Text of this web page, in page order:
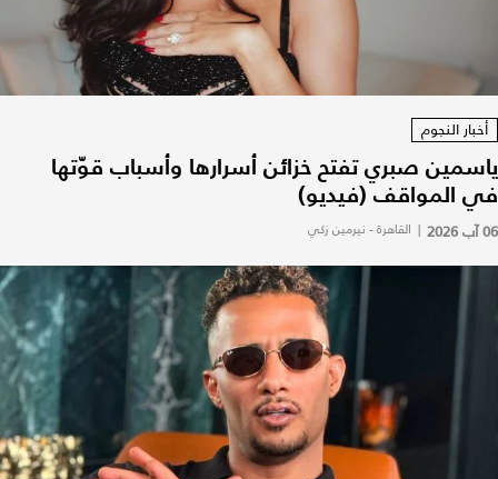
أخبار النجوم
ياسمين صبري تفتح خزائن أسرارها وأسباب قوّتها
في المواقف (فيديو)
06 آب 2026 | القاهرة - نيرمين زكي